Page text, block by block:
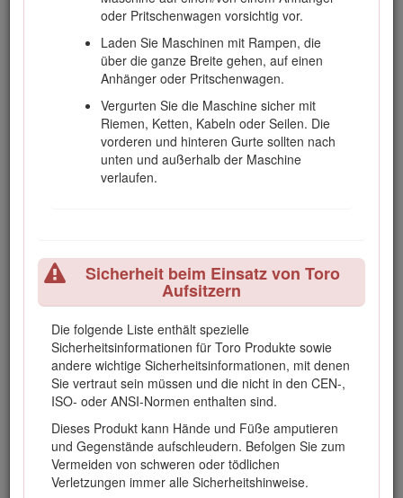
oder Pritschenwagen vorsichtig vor.
Laden Sie Maschinen mit Rampen, die
über die ganze Breite gehen, auf einen
Anhänger oder Pritschenwagen.
Vergurten Sie die Maschine sicher mit
Riemen, Ketten, Kabeln oder Seilen. Die
vorderen und hinteren Gurte sollten nach
unten und außerhalb der Maschine
verlaufen.
Sicherheit beim Einsatz von Toro
Aufsitzern
Die folgende Liste enthält spezielle
Sicherheitsinformationen für Toro Produkte sowie
andere wichtige Sicherheitsinformationen, mit denen
Sie vertraut sein müssen und die nicht in den CEN-,
ISO- oder ANSI-Normen enthalten sind.
Dieses Produkt kann Hände und Füße amputieren
und Gegenstände aufschleudern. Befolgen Sie zum
Vermeiden von schweren oder tödlichen
Verletzungen immer alle Sicherheitshinweise.
Alle Teile müssen sich in gutem Zustand
befinden, und alle Hardware und
hydraulischen Anschlussstücke müssen
festgezogen sein. Ersetzen Sie abgenutzte
und beschädigte Teile und Aufkleber.
Wenn Sie den Kraftstoff aus dem Tank
ablassen müssen, sollte dies im Freien
geschehen.
Passen Sie beim Einstellen der Maschine
Maschine zu vermeiden.
Achten Sie bei Maschinen mit mehreren
Zylindern bzw. mehreren Spindeln darauf,
sich drehende Spindel eine Drehung anderer
Zylinder bzw. Spindeln auslösen kann.
Kuppeln Sie die Antriebe aus, senken die
Schneideinheiten ab, aktivieren die
ziehen Sie den Schlüssel ab. Lassen Sie vor
dem Einstellen, Reinigen und Reparieren der
Maschine alle beweglichen Teile zum
Stillstand kommen.